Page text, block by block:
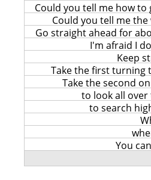
Could you tell me how to
Could you tell me the
Go straight ahead for
I'm afraid I
Keep
Take the first turning
Take the second
to look all over
to search
You